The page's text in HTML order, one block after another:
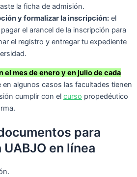
la ficha de admisión.
y formalizar la inscripción: el
el arancel de la inscripción para
el registro y entregar tu expediente
el mes de enero y en julio de cada
en algunos casos las facultades tienen
cumplir con el curso propedéutico
para
en línea